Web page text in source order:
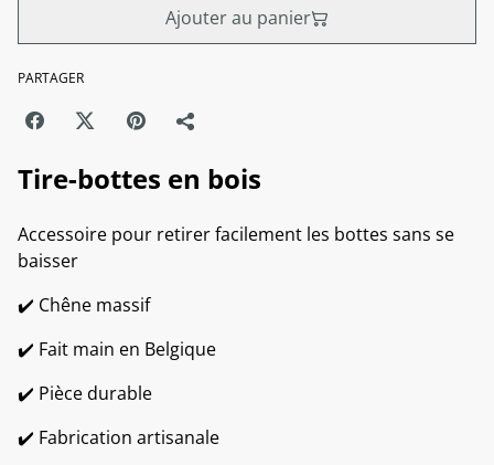
Ajouter au panier
PARTAGER
Tire-bottes en bois
Accessoire pour retirer facilement les bottes sans se
baisser
✔️ Chêne massif
✔️ Fait main en Belgique
✔️ Pièce durable
✔️ Fabrication artisanale